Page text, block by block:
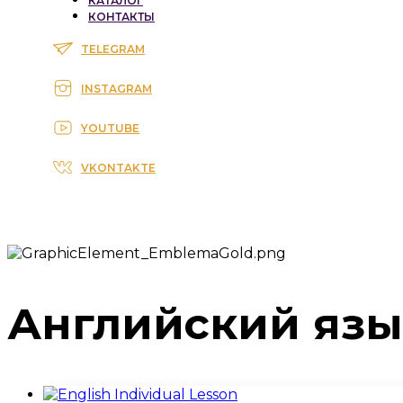
КОНТАКТЫ
TELEGRAM
INSTAGRAM
YOUTUBE
VKONTAKTE
Английский